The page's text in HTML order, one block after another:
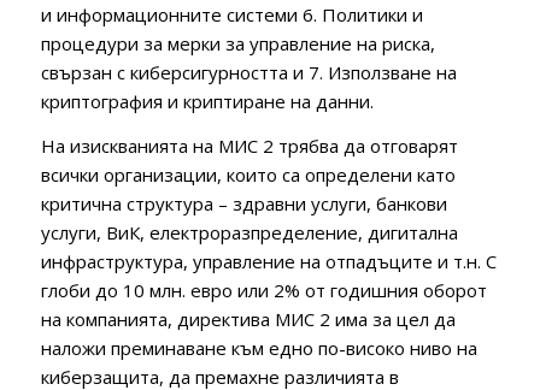
и информационните системи 6. Политики и
процедури за мерки за управление на риска,
свързан с киберсигурността и 7. Използване на
криптография и криптиране на данни.
На изискванията на МИС 2 трябва да отговарят
всички организации, които са определени като
критична структура – здравни услуги, банкови
услуги, ВиК, електроразпределение, дигитална
инфраструктура, управление на отпадъците и т.н. С
глоби до 10 млн. евро или 2% от годишния оборот
на компанията, директива МИС 2 има за цел да
наложи преминаване към едно по-високо ниво на
киберзащита, да премахне различията в